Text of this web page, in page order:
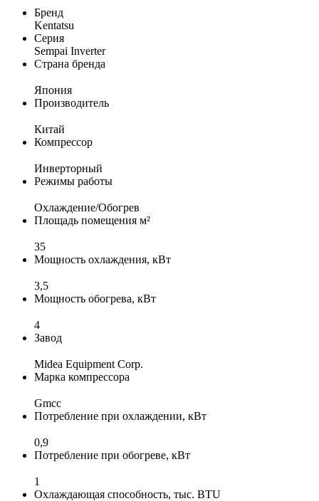
Бренд
Kentatsu
Серия
Sempai Inverter
Страна бренда
Япония
Производитель
Китай
Компрессор
Инверторный
Режимы работы
Охлаждение/Обогрев
Площадь помещения м²
35
Мощность охлаждения, кВт
3,5
Мощность обогрева, кВт
4
Завод
Midea Equipment Corp.
Марка компрессора
Gmcc
Потребление при охлаждении, кВт
0,9
Потребление при обогреве, кВт
1
Охлаждающая способность, тыс. BTU